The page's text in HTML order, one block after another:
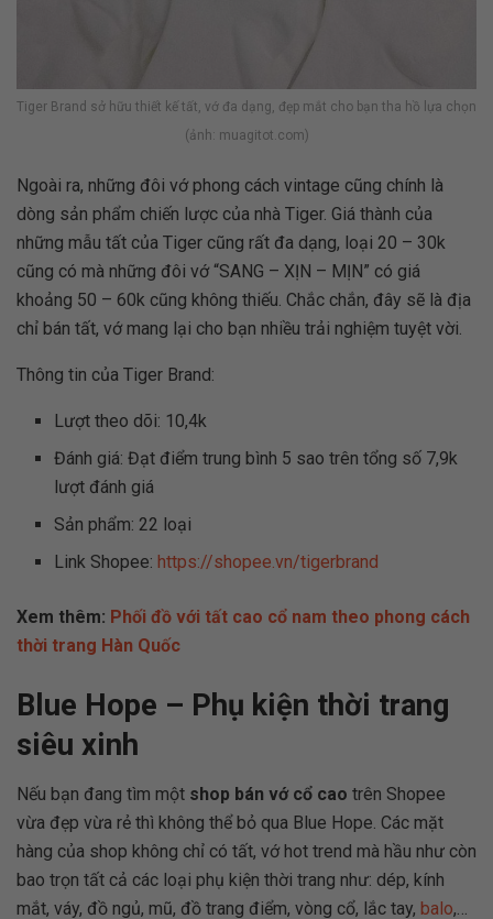
Tiger Brand sở hữu thiết kế tất, vớ đa dạng, đẹp mắt cho bạn tha hồ lựa chọn
(ảnh: muagitot.com)
Ngoài ra, những đôi vớ phong cách vintage cũng chính là
dòng sản phẩm chiến lược của nhà Tiger. Giá thành của
những mẫu tất của Tiger cũng rất đa dạng, loại 20 – 30k
cũng có mà những đôi vớ “SANG – XỊN – MỊN” có giá
khoảng 50 – 60k cũng không thiếu. Chắc chắn, đây sẽ là địa
chỉ bán tất, vớ mang lại cho bạn nhiều trải nghiệm tuyệt vời.
Thông tin của Tiger Brand:
Lượt theo dõi: 10,4k
Đánh giá: Đạt điểm trung bình 5 sao trên tổng số 7,9k
lượt đánh giá
Sản phẩm: 22 loại
Link Shopee: https://shopee.vn/tigerbrand
Xem thêm: Phối đồ với tất cao cổ nam theo phong cách
thời trang Hàn Quốc
Blue Hope – Phụ kiện thời trang
siêu xinh
Nếu bạn đang tìm một shop bán vớ cổ cao trên Shopee
vừa đẹp vừa rẻ thì không thể bỏ qua Blue Hope. Các mặt
hàng của shop không chỉ có tất, vớ hot trend mà hầu như còn
bao trọn tất cả các loại phụ kiện thời trang như: dép, kính
mắt, váy, đồ ngủ, mũ, đồ trang điểm, vòng cổ, lắc tay, balo,…